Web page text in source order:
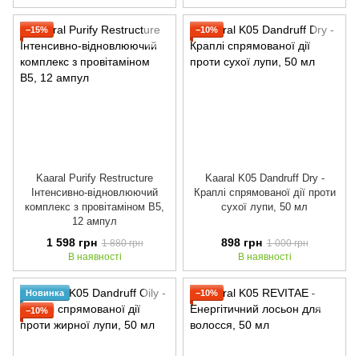
−15%
Kaaral Purify Restructure
Інтенсивно-відновлюючий
комплекс з провітаміном B5,
12 ампул
1 598 грн 1 880 грн
В наявності
−10%
Kaaral K05 Dandruff Dry -
Краплі спрямованої дії проти
сухої лупи, 50 мл
898 грн 1 000 грн
В наявності
Новинка
−10%
−10%